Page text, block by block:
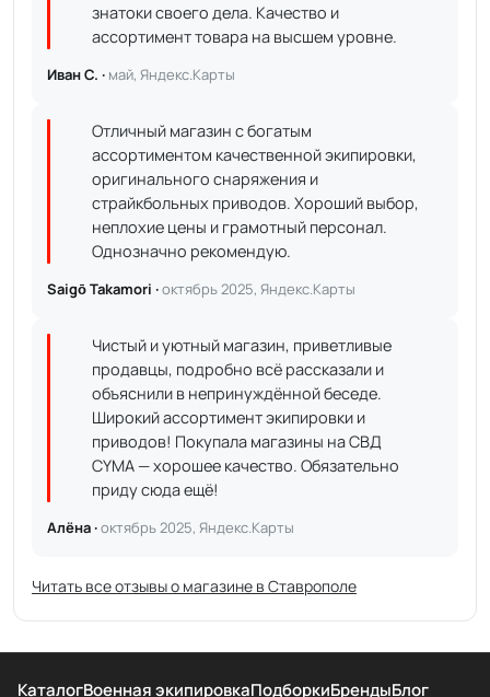
знатоки своего дела. Качество и
ассортимент товара на высшем уровне.
Иван С. · май, Яндекс.Карты
Отличный магазин с богатым
ассортиментом качественной экипировки,
оригинального снаряжения и
страйкбольных приводов. Хороший выбор,
неплохие цены и грамотный персонал.
Однозначно рекомендую.
Saigō Takamori ·октябрь 2025, Яндекс.Карты
Чистый и уютный магазин, приветливые
продавцы, подробно всё рассказали и
объяснили в непринуждённой беседе.
Широкий ассортимент экипировки и
приводов! Покупала магазины на СВД
CYMA — хорошее качество. Обязательно
приду сюда ещё!
Алёна ·октябрь 2025, Яндекс.Карты
Читать все отзывы о магазине в Ставрополе
КаталогВоенная экипировкаПодборкиБрендыБлог